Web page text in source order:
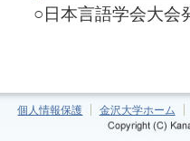
○日本言語学会大会
個人情報保護 金沢大学ホーム